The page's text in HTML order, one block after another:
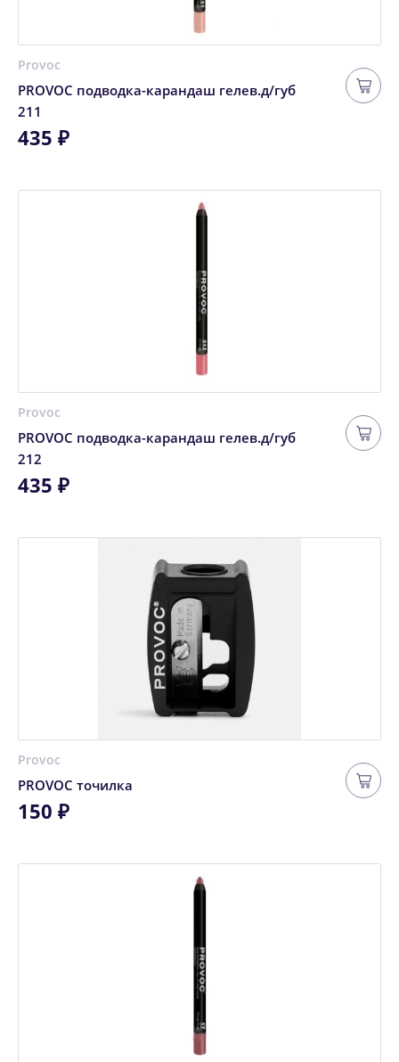
Provoc
PROVOC подводка-карандаш гелев.д/губ
211
435 ₽
Provoc
PROVOC подводка-карандаш гелев.д/губ
212
435 ₽
Provoc
PROVOC точилка
150 ₽